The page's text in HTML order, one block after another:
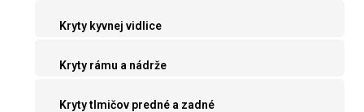
Kryty kyvnej vidlice
Kryty rámu a nádrže
Kryty tlmičov predné a zadné